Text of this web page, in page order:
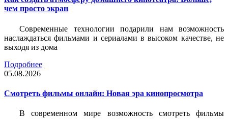
чем просто экран
Современные технологии подарили нам возможность
наслаждаться фильмами и сериалами в высоком качестве, не
выходя из дома
Подробнее
05.08.2026
Смотреть фильмы онлайн: Новая эра кинопросмотра
В современном мире возможность смотреть фильмы